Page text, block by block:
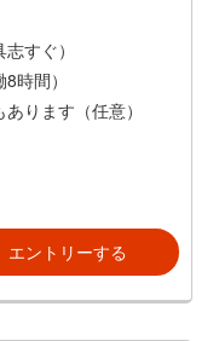
すぐ）
時間）
ります（任意）
エントリーする